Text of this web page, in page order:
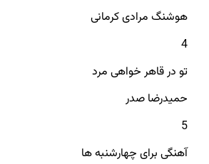
هوشنگ مرادی کرمانی
4
تو در قاهر خواهی مرد
حمیدرضا صدر
5
آهنگی برای چهارشنبه ها